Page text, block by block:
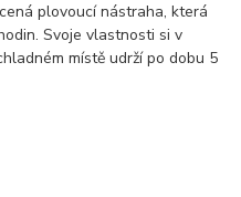
plovoucí nástraha, která
Svoje vlastnosti si v
místě udrží po dobu 5